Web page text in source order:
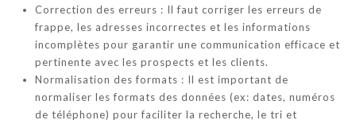
Correction des erreurs : Il faut corriger les erreurs de
frappe, les adresses incorrectes et les informations
incomplètes pour garantir une communication efficace et
pertinente avec les prospects et les clients.
Normalisation des formats : Il est important de
normaliser les formats des données (ex: dates, numéros
de téléphone) pour faciliter la recherche, le tri et